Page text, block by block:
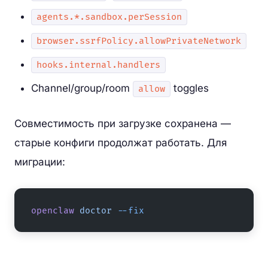
agents.*.sandbox.perSession
browser.ssrfPolicy.allowPrivateNetwork
hooks.internal.handlers
Channel/group/room allow toggles
Совместимость при загрузке сохранена —
старые конфиги продолжат работать. Для
миграции:
openclaw doctor --fix